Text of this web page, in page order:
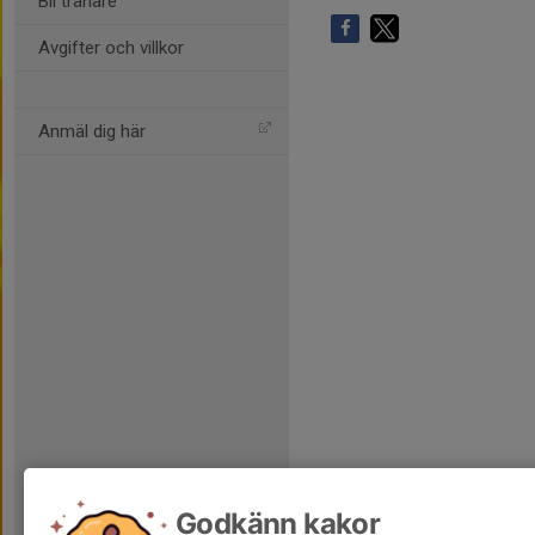
Avgifter och villkor
Anmäl dig här
Godkänn kakor